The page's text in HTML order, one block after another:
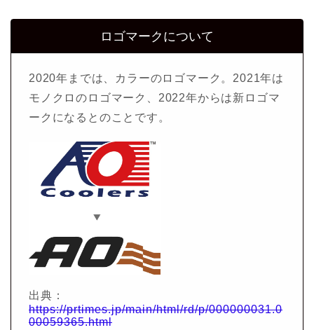
ロゴマークについて
2020年までは、カラーのロゴマーク。2021年は
モノクロのロゴマーク、2022年からは新ロゴマ
ークになるとのことです。
出典：
https://prtimes.jp/main/html/rd/p/000000031.0
00059365.html